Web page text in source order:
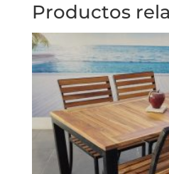
Productos